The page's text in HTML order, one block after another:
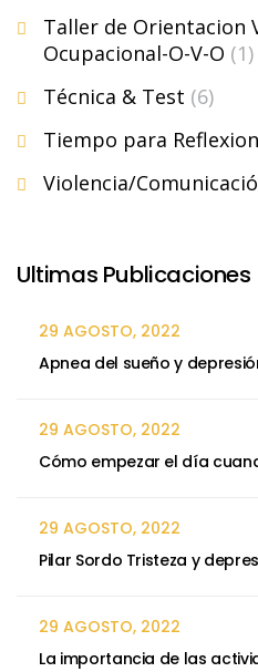
Taller de Orientacion
Ocupacional-O-V-O (1)
Técnica & Test (6)
Tiempo para
Violencia/
Ultimas Publicaciones
29 AGOSTO, 2022
Apnea del sueño y
29 AGOSTO, 2022
Cómo empezar el día
29 AGOSTO, 2022
Pilar Sordo Tristeza y
29 AGOSTO, 2022
La importancia de las